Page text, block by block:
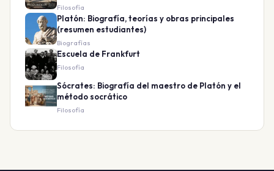
Filosofía
Platón: Biografía, teorías y obras principales
(resumen estudiantes)
Biografías
Escuela de Frankfurt
Filosofía
Sócrates: Biografía del maestro de Platón y el
método socrático
Filosofía